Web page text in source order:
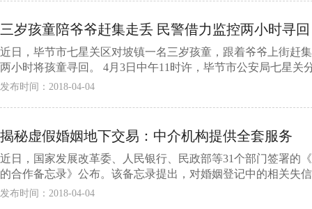
三岁孩童陪爷爷赶集走丢 民警借力监控两小时寻回
近日，毕节市七星关区对坡镇一名三岁孩童，跟着爷爷上街赶
两小时将孩童寻回。 4月3日中午11时许，毕节市公安局七星关
发布时间：2018-04-04
揭秘虚假婚姻地下交易：中介机构提供全套服务
近日，国家发展改革委、人民银行、民政部等31个部门签署的
的合作备忘录》公布。该备忘录提出，对婚姻登记中的相关失
发布时间：2018-04-04